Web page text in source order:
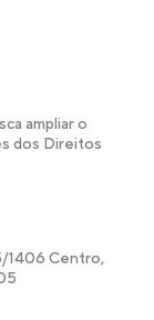
ampliar o
dos Direitos
1406 Centro,